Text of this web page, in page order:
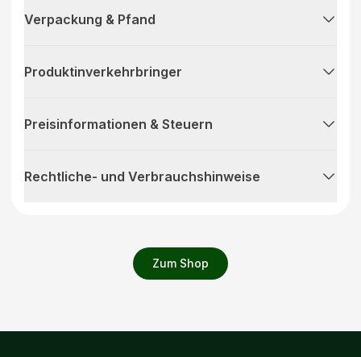
Zum Shop
Verpackung & Pfand
Produktinverkehrbringer
Preisinformationen & Steuern
Rechtliche- und Verbrauchshinweise